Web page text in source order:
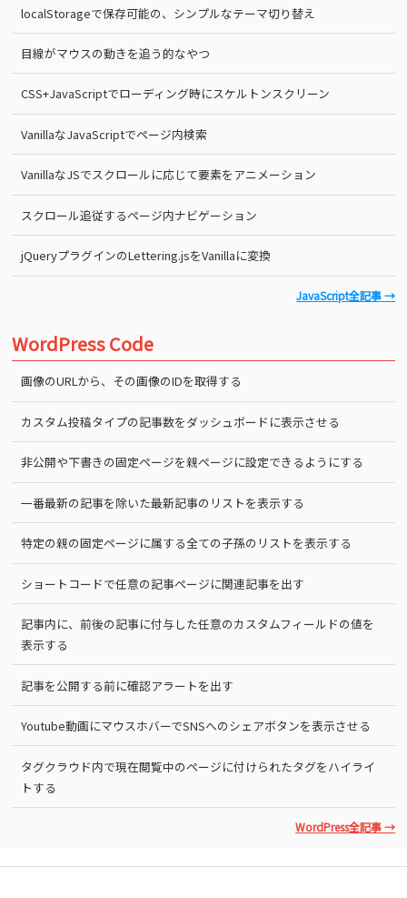
localStorageで保存可能の、シンプルなテーマ切り替え
目線がマウスの動きを追う的なやつ
CSS+JavaScriptでローディング時にスケルトンスクリーン
VanillaなJavaScriptでページ内検索
VanillaなJSでスクロールに応じて要素をアニメーション
スクロール追従するページ内ナビゲーション
jQueryプラグインのLettering.jsをVanillaに変換
JavaScript全記事 →
WordPress Code
画像のURLから、その画像のIDを取得する
カスタム投稿タイプの記事数をダッシュボードに表示させる
非公開や下書きの固定ページを親ページに設定できるようにする
一番最新の記事を除いた最新記事のリストを表示する
特定の親の固定ページに属する全ての子孫のリストを表示する
ショートコードで任意の記事ページに関連記事を出す
記事内に、前後の記事に付与した任意のカスタムフィールドの値を
表示する
記事を公開する前に確認アラートを出す
Youtube動画にマウスホバーでSNSへのシェアボタンを表示させる
タグクラウド内で現在閲覧中のページに付けられたタグをハイライ
トする
WordPress全記事 →